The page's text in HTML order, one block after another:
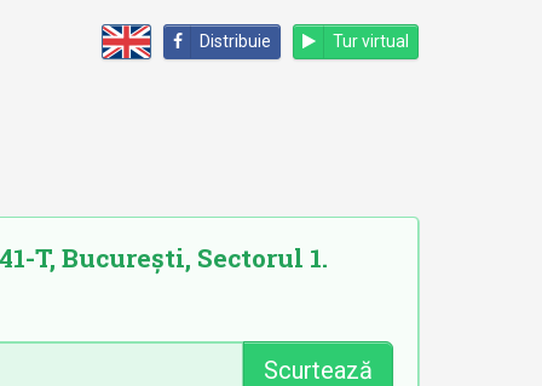
Distribuie Tur virtual
T, București, Sectorul 1.
Scurtează